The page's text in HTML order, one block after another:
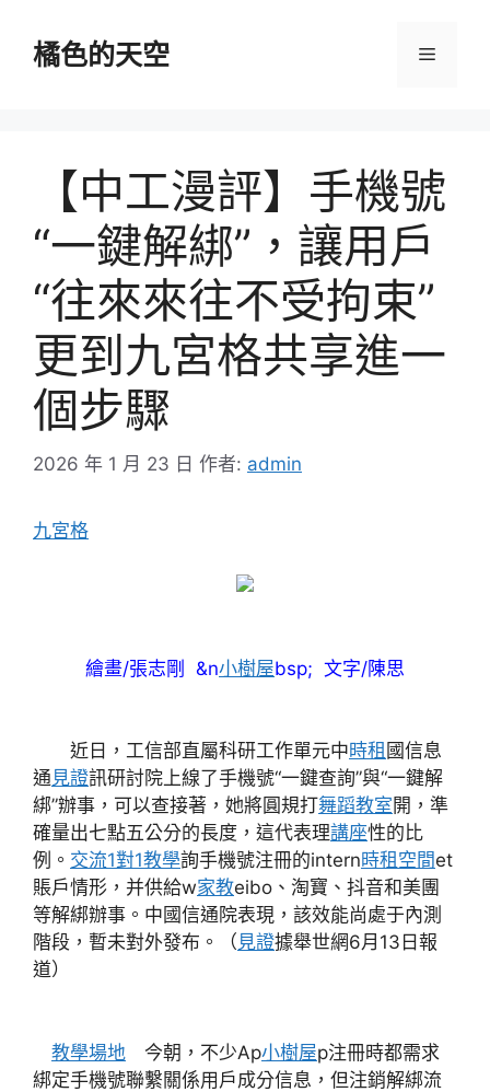
橘色的天空 選
【中工漫評】手機號
“一鍵解綁”，讓用戶
“往來來往不受拘束”
更到九宮格共享進一
個步驟
2026 年 1 月 23 日 作者: admin
九宮格
繪畫/張志剛 &n小樹屋bsp; 文字/陳思
近日，工信部直屬科研工作單元中時租 國信息
通見證訊研討院上線了手機號“一鍵查詢”與“一鍵解
綁”辦事，可以查接著，她將圓規打舞蹈教室開，準
確量出七點五公分的長度，這代表理講座性的比
例。 交流1對1教學詢手機號注冊的intern時租空間et
賬戶情形，并供給w家教eibo、淘寶、抖音和美團
等解綁辦事。中國信通院表現，該效能尚處于內測
階段，暫未對外發布。（見證據舉世網6月13日報
道）
教學場地 今朝，不少Ap小樹屋p注冊時都需求
綁定手機號聯繫關係用戶成分信息，但注銷解綁流